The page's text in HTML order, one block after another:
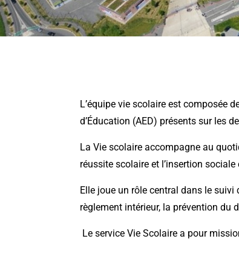
L’équipe vie scolaire est composée
d’Éducation (AED) présents sur les
La Vie scolaire accompagne au
réussite scolaire et l’insertion
Elle joue un rôle central dans le suivi
règlement intérieur, la prévention
Le service Vie Scolaire a pour